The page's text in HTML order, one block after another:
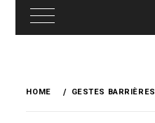
HOME GESTES BARRIÈRES